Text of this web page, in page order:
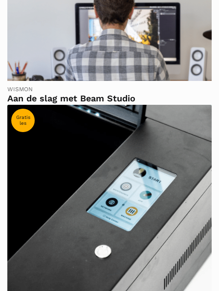
WISMON
Aan de slag met Beam Studio
Gratis
les